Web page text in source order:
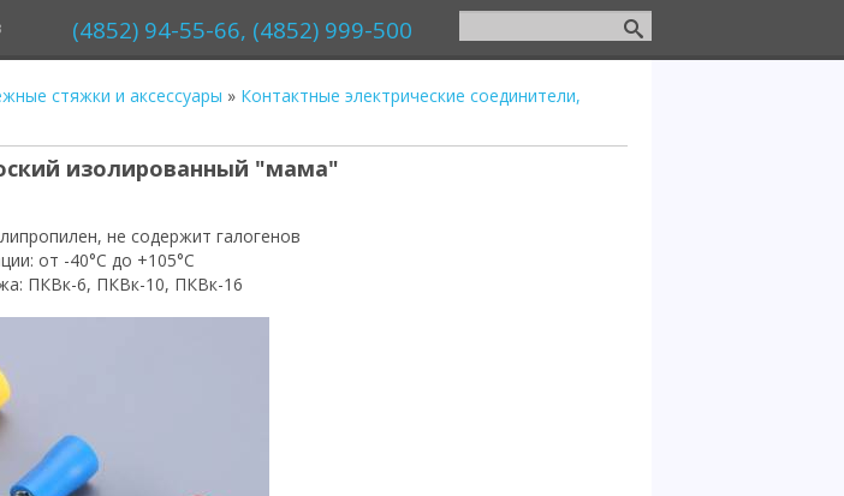
(4852) 94-55-66, (4852) 999-500
стяжки и аксессуары » Контактные электрические соединители,
изолированный "мама"
не содержит галогенов
от -40°С до +105°С
ПКВк-6, ПКВк-10, ПКВк-16